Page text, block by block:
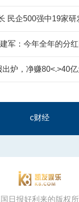
民企500强中19家研
军：今年全年的分
出炉，净赚80<.>40
c财经
日报好利来的版权